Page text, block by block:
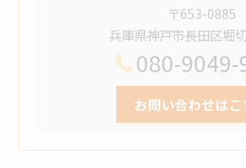
〒653-0885
兵庫県神戸市長田区堀
080-9049-
お問い合わせはこ